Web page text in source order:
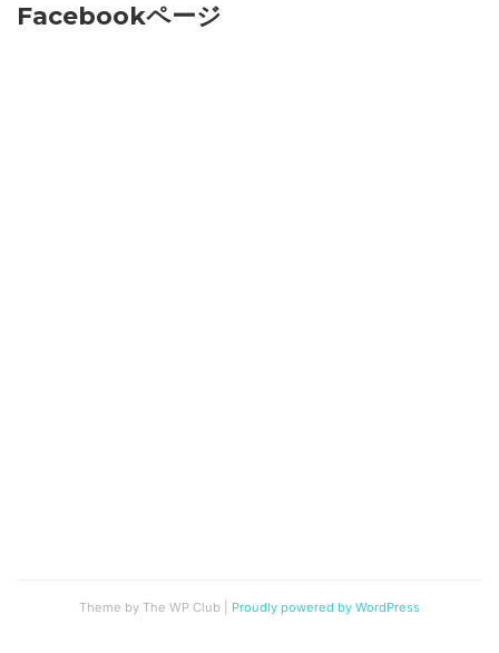
Facebookページ
Theme by The WP Club Proudly powered by WordPress